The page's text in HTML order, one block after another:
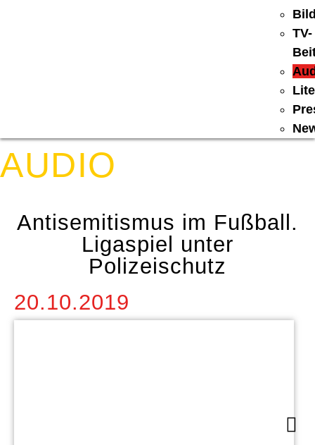
TV-
AUDIO
Antisemitismus im Fußball.
Ligaspiel unter
Polizeischutz
20.10.2019